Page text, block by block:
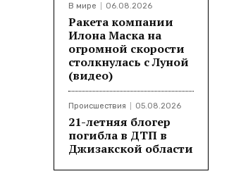
В мире 06.08.2026
Ракета компании
Илона Маска на
огромной скорости
столкнулась с Луной
(видео)
Происшествия 05.08.2026
21-летняя блогер
погибла в ДТП в
Джизакской области